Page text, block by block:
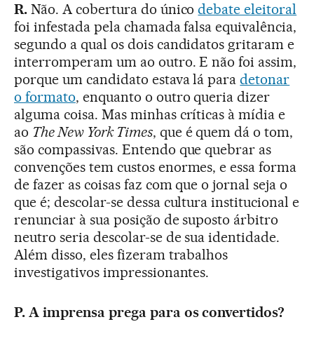
R.Não. A cobertura do únicodebate eleitoral
foi infestada pela chamada falsa equivalência,
segundo a qual os dois candidatos gritaram e
interromperam um ao outro. E não foi assim,
porque um candidato estava lá paradetonar
o formato, enquanto o outro queria dizer
alguma coisa. Mas minhas críticas à mídia e
ao The New York Times, que é quem dá o tom,
são compassivas. Entendo que quebrar as
convenções tem custos enormes, e essa forma
de fazer as coisas faz com que o jornal seja o
que é; descolar-se dessa cultura institucional e
renunciar à sua posição de suposto árbitro
neutro seria descolar-se de sua identidade.
Além disso, eles fizeram trabalhos
investigativos impressionantes.
P. A imprensa prega para os convertidos?